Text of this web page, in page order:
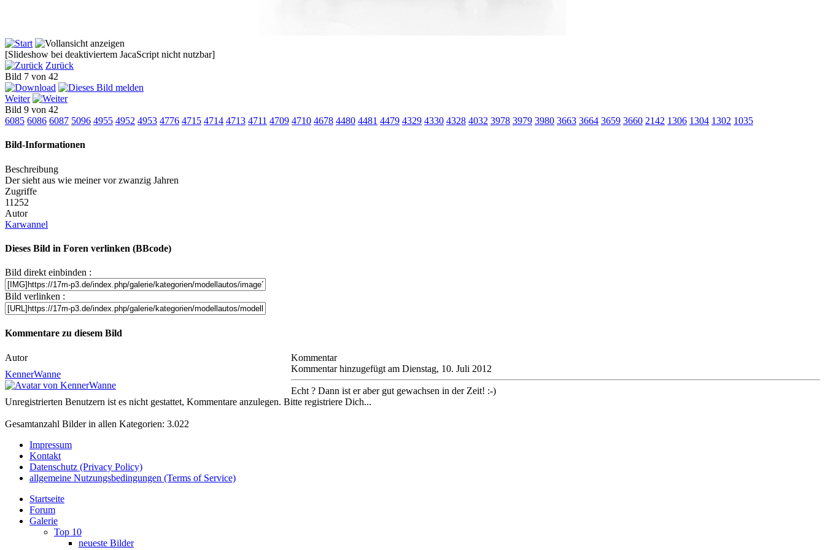
[Slideshow bei deaktiviertem JacaScript nicht nutzbar]
Zurück
Bild 7 von 42
Weiter
Bild 9 von 42
6085 6086 6087 5096 4955 4952 4953 4776 4715 4714 4713 4711 4709 4710 4678 4480 4481 4479 4329 4330 4328 4032 3978 3979 3980 3663 3664 3659 3660 2142 1306 1304 1302 1035
Bild-Informationen
Beschreibung
Der sieht aus wie meiner vor zwanzig Jahren
Zugriffe
11252
Autor
Karwannel
Dieses Bild in Foren verlinken (BBcode)
Bild direkt einbinden :
Bild verlinken :
Kommentare zu diesem Bild
Autor
Kommentar
KennerWanne
Kommentar hinzugefügt am Dienstag, 10. Juli 2012
Echt ? Dann ist er aber gut gewachsen in der Zeit! :-)
Unregistrierten Benutzern ist es nicht gestattet, Kommentare anzulegen. Bitte registriere Dich...
Gesamtanzahl Bilder in allen Kategorien: 3.022
Impressum
Kontakt
Datenschutz (Privacy Policy)
allgemeine Nutzungsbedingungen (Terms of Service)
Startseite
Forum
Galerie
Top 10
neueste Bilder